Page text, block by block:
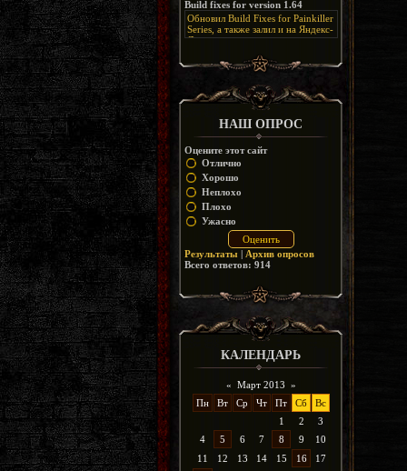
дико отвлекает от обсуждения
скринов.
Resurrection, но настолько что не
особо уже и узнаётся
Build fixes for version 1.64
Обновил Build Fixes for Painkiller
Series, а также залил и на Яндекс-
Диск
https://disk.yandex.ru/d/_zvZekuO5FTd3Q
НАШ ОПРОС
Оцените этот сайт
Отлично
Хорошо
Неплохо
Плохо
Ужасно
Результаты | Архив опросов
Всего ответов: 914
КАЛЕНДАРЬ
« Март 2013 »
Пн
Вт Ср Чт Пт Сб
Вс
1
2
3
4
5 6 7 8 9
10
11
12 13 14 15 16
17